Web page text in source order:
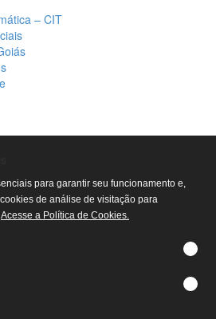
– CIT
para garantir seu funcionamento e,
de análise de visitação para
Acesse a Política de Cookies.